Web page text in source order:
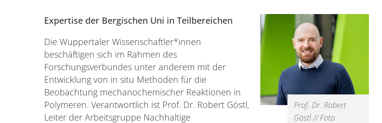
Prof. Dr. Robert
Göstl // Foto
Expertise der Bergischen Uni in Teilbereichen
Die Wuppertaler Wissenschaftler*innen
beschäftigen sich im Rahmen des
Forschungsverbundes unter anderem mit der
Entwicklung von in situ Methoden für die
Beobachtung mechanochemischer Reaktionen in
Polymeren. Verantwortlich ist Prof. Dr. Robert Göstl,
Leiter der Arbeitsgruppe Nachhaltige